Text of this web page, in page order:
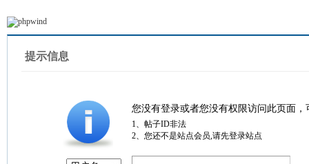
提示信息
您没有登录或者您没有权限访问此页面
1、帖子ID非法
2、您还不是站点会员,请先登录站点